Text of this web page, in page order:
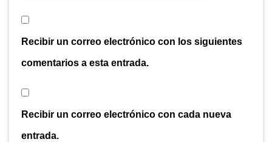
Recibir un correo electrónico con los siguientes
comentarios a esta entrada.
Recibir un correo electrónico con cada nueva
entrada.